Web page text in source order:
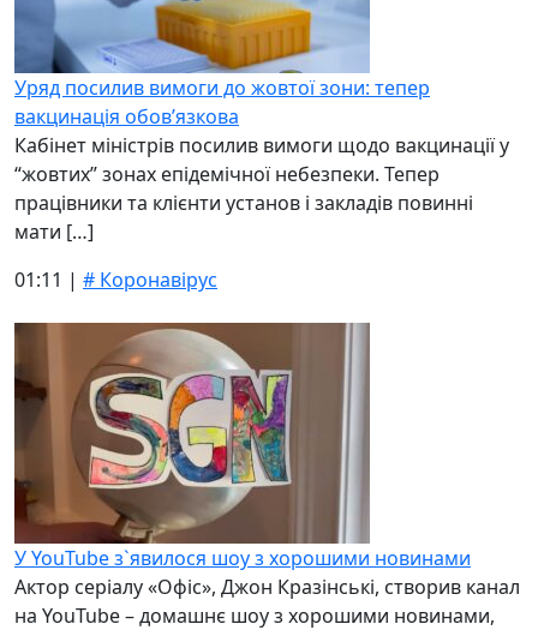
Уряд посилив вимоги до жовтої зони: тепер
вакцинація обов’язкова
Кабінет міністрів посилив вимоги щодо вакцинації у
“жовтих” зонах епідемічної небезпеки. Тепер
працівники та клієнти установ і закладів повинні
мати […]
01:11 | # Коронавірус
У YouTube з`явилося шоу з хорошими новинами
Актор серіалу «Офіс», Джон Кразінські, створив канал
на YouTube – домашнє шоу з хорошими новинами,